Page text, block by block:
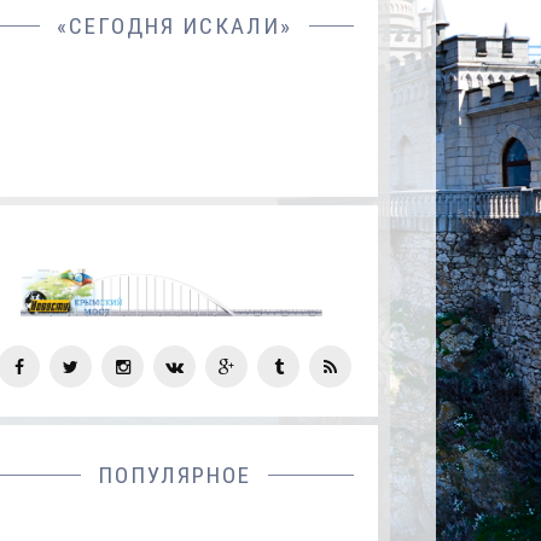
«СЕГОДНЯ ИСКАЛИ»
СОЦ
СЕТИ
ПОПУЛЯРНОЕ